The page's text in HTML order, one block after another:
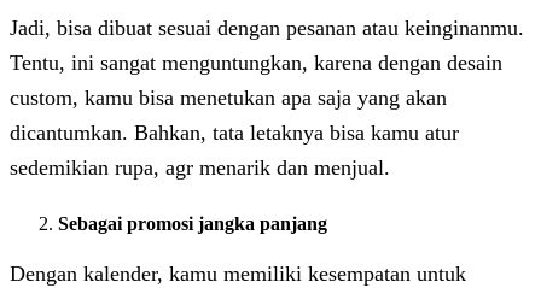
Jadi, bisa dibuat sesuai dengan pesanan atau keinginanmu.
Tentu, ini sangat menguntungkan, karena dengan desain
custom, kamu bisa menetukan apa saja yang akan
dicantumkan. Bahkan, tata letaknya bisa kamu atur
sedemikian rupa, agr menarik dan menjual.
Sebagai promosi jangka panjang
Dengan kalender, kamu memiliki kesempatan untuk